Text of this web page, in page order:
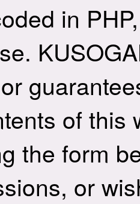
in
of this
the form
or